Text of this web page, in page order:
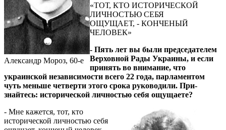
Александр Мороз, 60-е
«ТОТ, КТО ИСТОРИЧЕСКОЙ
ЛИЧНОСТЬЮ СЕБЯ
ОЩУЩАЕТ, - КОНЧЕНЫЙ
ЧЕЛОВЕК»
- Пять лет вы были председателем
Верховной Рады Ук­ра­ины, и если
принять во вни­мание, что
украинской не­зависимости всего 22 года, пар­ламентом
чуть меньше четверти этого срока руководили. При­
знайтесь: исторической личностью себя ощущаете?
- Мне кажется, тот, кто
исторической личностью себя